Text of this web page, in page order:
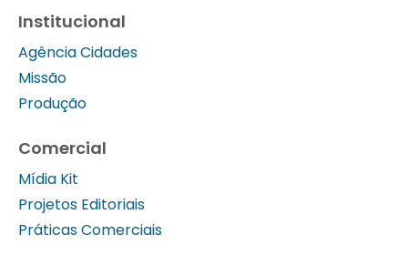
Institucional
Agência Cidades
Missão
Produção
Comercial
Mídia Kit
Projetos Editoriais
Práticas Comerciais